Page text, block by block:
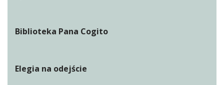
Biblioteka Pana Cogito
Elegia na odejście